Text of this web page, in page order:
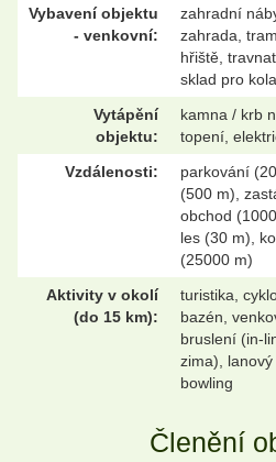
Vybavení objektu
- venkovní:
zahradní
zahrada,
hřiště,
sklad pro
Vytápění
objektu:
kamna / krb
topení,
Vzdálenosti:
parkování
(500 m),
obchod
les (30 m),
(25000 m)
Aktivity v okolí
(do 15 km):
turistika,
bazén,
bruslení (in-
zima), lanový
bowling
Členění